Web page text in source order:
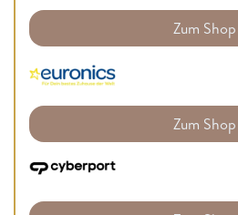
Zum Shop
Zum Shop